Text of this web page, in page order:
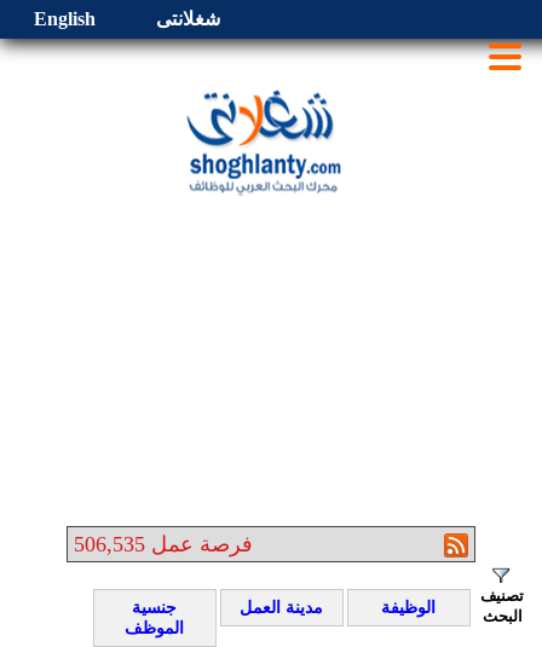
شغلانتى English
506,535 فرصة عمل
تصنيف
البحث
الوظيفة مدينة العمل
جنسية
الموظف